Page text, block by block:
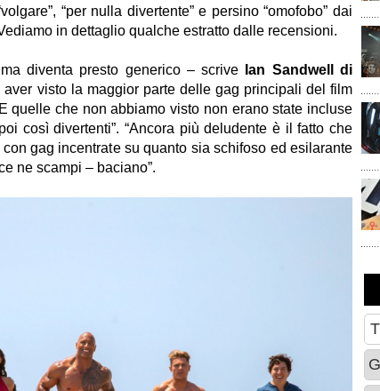
“per nulla divertente” e persino “omofobo” dai
in dettaglio qualche estratto dalle recensioni.
diventa presto generico – scrive
Ian Sandwell di
visto la maggior parte delle gag principali del film
quelle che non abbiamo visto non erano state incluse
così divertenti”. “Ancora più deludente è il fatto che
con gag incentrate su quanto sia schifoso ed esilarante
ne scampi – baciano”.